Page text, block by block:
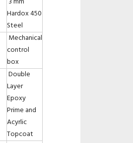
Hardox 450
Steel
Mechanical
control
box
Double
Layer
Epoxy
Prime and
Acyrlic
Topcoat